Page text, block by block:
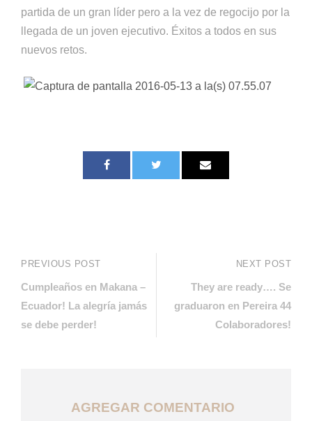
partida de un gran líder pero a la vez de regocijo por la
llegada de un joven ejecutivo. Éxitos a todos en sus
nuevos retos.
PREVIOUS POST
Cumpleaños en Makana –
Ecuador! La alegría jamás
se debe perder!
NEXT POST
They are ready…. Se
graduaron en Pereira 44
Colaboradores!
AGREGAR COMENTARIO